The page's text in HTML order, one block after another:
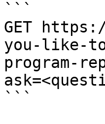
```
GET
you-like-
program-
```